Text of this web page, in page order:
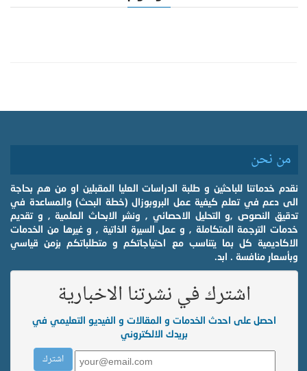
من نحن
نقدم خدماتنا للباحثين و طلبة الدراسات العليا المقبلين او من هم بحاجة
الى دعم في تعلم كيفية عمل البروبوزال (خطة البحث) والمساعدة في
تدقيق النصوص ,و التحليل الاحصائي , ونشر الابحاث العلمية , و تقديم
خدمات الترجمة المتكاملة , و عمل السيرة الذاتية , و غيرها من الخدمات
الاكاديمية كل بما يتناسب مع احتياجاتكم و متطلباتكم بزمن قياسي
وبأسعار منافسة . ابد.
اشترك في نشرتنا الاخبارية
احصل على احدث الخدمات و المقالات و الفيديو التعليمي في
بريدك الالكتروني